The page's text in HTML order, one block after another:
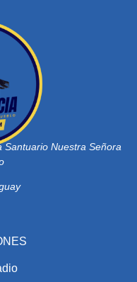
Santuario Nuestra Señora